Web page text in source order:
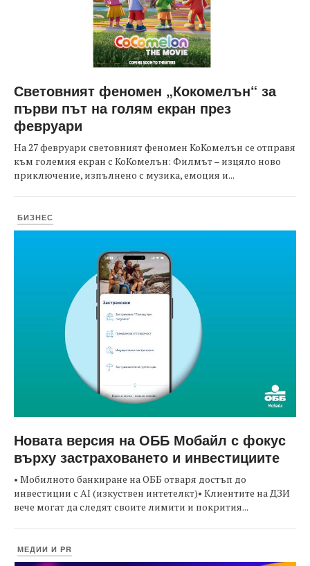
Световният феномен „Кокомелън“ за
първи път на голям екран през
февруари
На 27 февруари световният феномен КоКомелън се отправя
към големия екран с КоКомелън: Филмът – изцяло ново
приключение, изпълнено с музика, емоция и...
БИЗНЕС
Новата версия на ОББ Мобайл с фокус
върху застраховането и инвестициите
• Мобилното банкиране на ОББ отваря достъп до
инвестиции с AI (изкуствен интетелкт)• Клиентите на ДЗИ
вече могат да следят своите лимити и покрития...
МЕДИИ И PR